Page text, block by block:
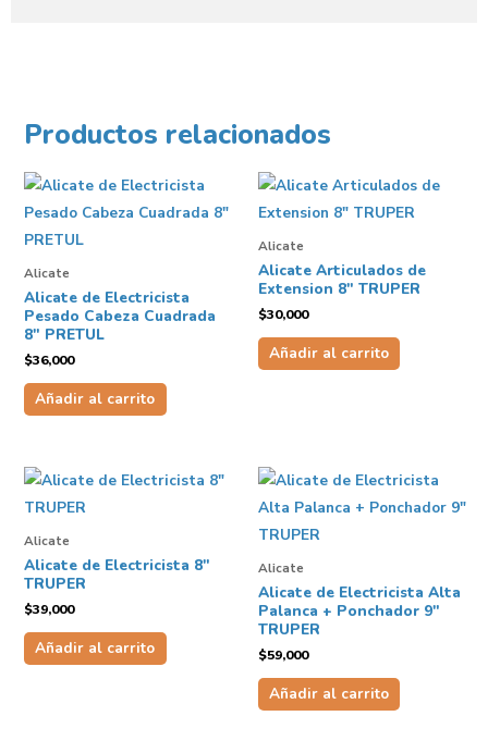
Productos relacionados
Alicate
Alicate de Electricista
Pesado Cabeza Cuadrada
8″ PRETUL
$36,000
Añadir al carrito
Alicate
Alicate Articulados de
Extension 8″ TRUPER
$30,000
Añadir al carrito
Alicate
Alicate de Electricista 8″
TRUPER
$39,000
Añadir al carrito
Alicate
Alicate de Electricista Alta
Palanca + Ponchador 9″
TRUPER
$59,000
Añadir al carrito